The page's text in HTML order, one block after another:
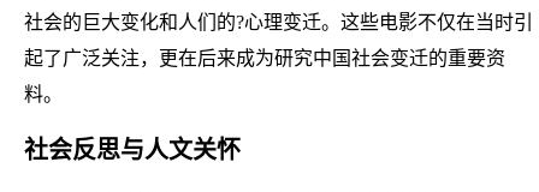
社会的巨大变化和人们的?心理变迁。这些电影不仅在当时引
起了广泛关注，更在后来成为研究中国社会变迁的重要资
料。
社会反思与人文关怀